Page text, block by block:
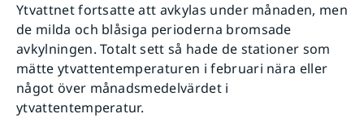
Ytvattnet fortsatte att avkylas under månaden, men
de milda och blåsiga perioderna bromsade
avkylningen. Totalt sett så hade de stationer som
mätte ytvattentemperaturen i februari nära eller
något över månadsmedelvärdet i
ytvattentemperatur.